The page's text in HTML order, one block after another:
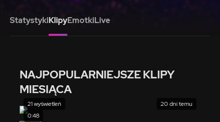
StatystykiKlipyEmotkiLive
NAJPOPULARNIEJSZE KLIPY
MIESIĄCA
0:48
21 wyświetleń 20 dni temu